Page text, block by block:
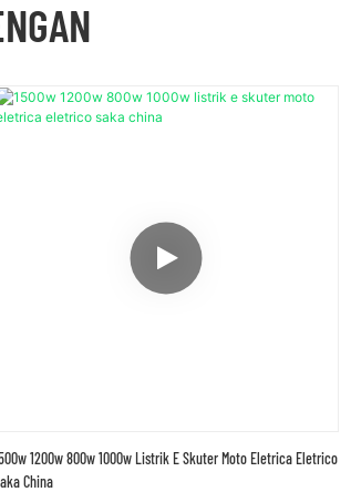
1200w 800w 1000w Listrik E Skuter Moto Eletrica Eletrico
China